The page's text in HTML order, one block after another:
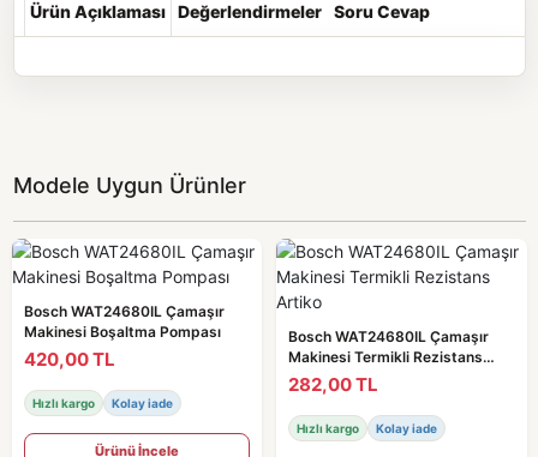
Ürün Açıklaması Değerlendirmeler Soru Cevap
Modele Uygun Ürünler
Bosch WAT24680IL Çamaşır
Makinesi Boşaltma Pompası
420,00 TL
Hızlı kargo Kolay iade
Ürünü İncele
Bosch WAT24680IL Çamaşır
Makinesi Termikli Rezistans
Artiko
282,00 TL
Hızlı kargo Kolay iade